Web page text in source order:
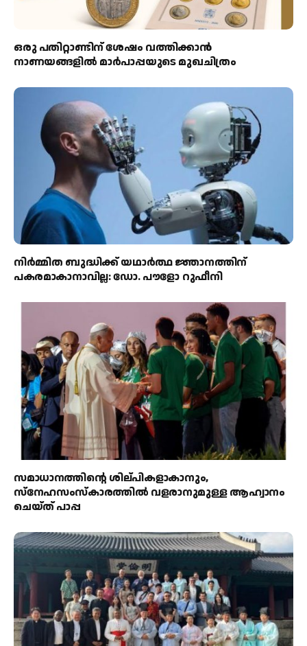
ഒരു പതിറ്റാണ്ടിന് ശേഷം വത്തിക്കാൻ
നാണയങ്ങളിൽ മാർപാപ്പയുടെ മുഖചിത്രം
നിർമ്മിത ബുദ്ധിക്ക് യഥാർത്ഥ ജ്ഞാനത്തിന്
പകരമാകാനാവില്ല: ഡോ. പൗളോ റുഫീനി
സമാധാനത്തിന്റെ ശില്പികളാകാനും,
സ്നേഹസംസ്കാരത്തിൽ വളരാനുമുള്ള ആഹ്വാനം
ചെയ്ത് പാപ്പ